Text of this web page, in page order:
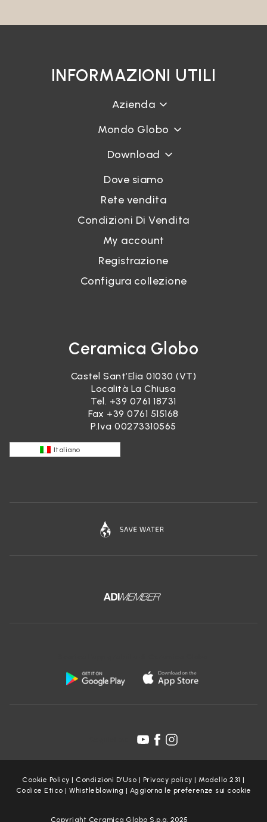
INFORMAZIONI UTILI
Azienda
Mondo Globo
Download
Dove siamo
Rete vendita
Condizioni Di Vendita
My account
Registrazione
Configura collezione
Ceramica Globo
Castel Sant’Elia 01030 (VT)
Località La Chiusa
Tel. +39 0761 18731
Fax +39 0761 515168
P.Iva 00273310565
Italiano
Cookie Policy | Condizioni D’Uso | Privacy policy |Modello 231 |
Codice Etico |Whistleblowing | Aggiorna le preferenze sui cookie
Copyright Ceramica Globo S.p.a. 2025